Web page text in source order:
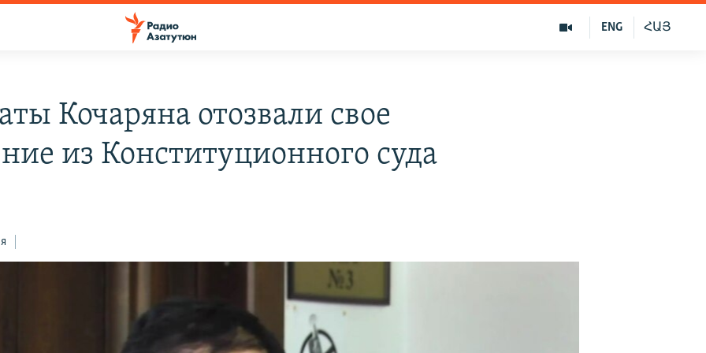
ՀԱՅ
ENG
Кочаряна отозвали свое
из Конституционного суда